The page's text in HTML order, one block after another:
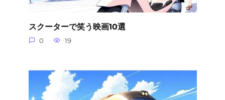
スクーターで笑う映画10選
0 19